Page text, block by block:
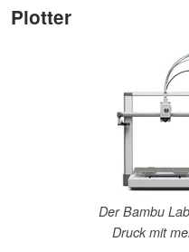
Plotter
Der Bambu
Druck mit